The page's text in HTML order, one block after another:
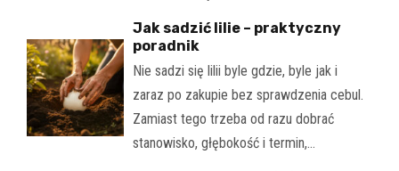
Jak sadzić lilie – praktyczny
poradnik
Nie sadzi się lilii byle gdzie, byle jak i
zaraz po zakupie bez sprawdzenia cebul.
Zamiast tego trzeba od razu dobrać
stanowisko, głębokość i termin,…